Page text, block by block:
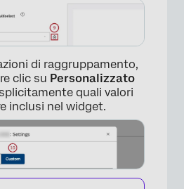
di raggruppamento,
clic su Personalizzato
quali valori
inclusi nel widget.